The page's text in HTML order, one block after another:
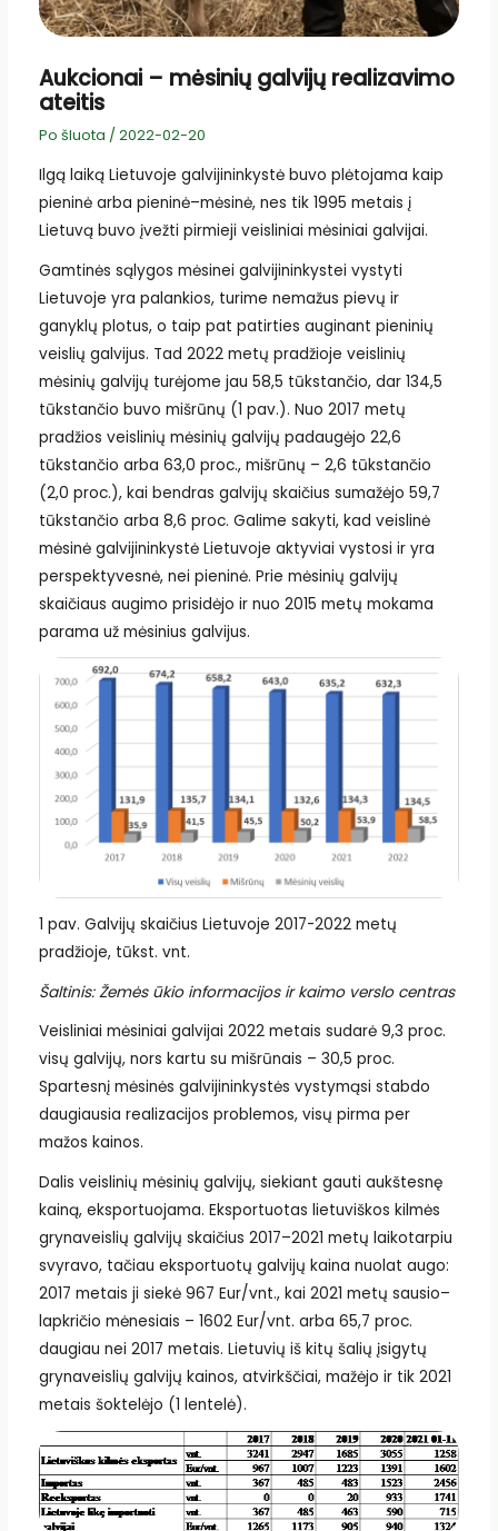
Aukcionai – mėsinių galvijų realizavimo
ateitis
Po šluota / 2022-02-20
Ilgą laiką Lietuvoje galvijininkystė buvo plėtojama kaip
pieninė arba pieninė–mėsinė, nes tik 1995 metais į
Lietuvą buvo įvežti pirmieji veisliniai mėsiniai galvijai.
Gamtinės sąlygos mėsinei galvijininkystei vystyti
Lietuvoje yra palankios, turime nemažus pievų ir
ganyklų plotus, o taip pat patirties auginant pieninių
veislių galvijus. Tad 2022 metų pradžioje veislinių
mėsinių galvijų turėjome jau 58,5 tūkstančio, dar 134,5
tūkstančio buvo mišrūnų (1 pav.). Nuo 2017 metų
pradžios veislinių mėsinių galvijų padaugėjo 22,6
tūkstančio arba 63,0 proc., mišrūnų – 2,6 tūkstančio
(2,0 proc.), kai bendras galvijų skaičius sumažėjo 59,7
tūkstančio arba 8,6 proc. Galime sakyti, kad veislinė
mėsinė galvijininkystė Lietuvoje aktyviai vystosi ir yra
perspektyvesnė, nei pieninė. Prie mėsinių galvijų
skaičiaus augimo prisidėjo ir nuo 2015 metų mokama
parama už mėsinius galvijus.
1 pav. Galvijų skaičius Lietuvoje 2017-2022 metų
pradžioje, tūkst. vnt.
Šaltinis: Žemės ūkio informacijos ir kaimo verslo centras
Veisliniai mėsiniai galvijai 2022 metais sudarė 9,3 proc.
visų galvijų, nors kartu su mišrūnais – 30,5 proc.
Spartesnį mėsinės galvijininkystės vystymąsi stabdo
daugiausia realizacijos problemos, visų pirma per
mažos kainos.
Dalis veislinių mėsinių galvijų, siekiant gauti aukštesnę
kainą, eksportuojama. Eksportuotas lietuviškos kilmės
grynaveislių galvijų skaičius 2017–2021 metų laikotarpiu
svyravo, tačiau eksportuotų galvijų kaina nuolat augo:
2017 metais ji siekė 967 Eur/vnt., kai 2021 metų sausio–
lapkričio mėnesiais – 1602 Eur/vnt. arba 65,7 proc.
daugiau nei 2017 metais. Lietuvių iš kitų šalių įsigytų
grynaveislių galvijų kainos, atvirkščiai, mažėjo ir tik 2021
metais šoktelėjo (1 lentelė).